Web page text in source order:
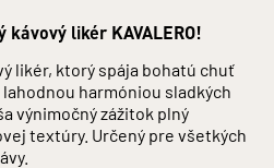
likér KAVALERO!
likér, ktorý spája bohatú chuť
harmóniou sladkých
výnimočný zážitok plný
textúry. Určený pre všetkých